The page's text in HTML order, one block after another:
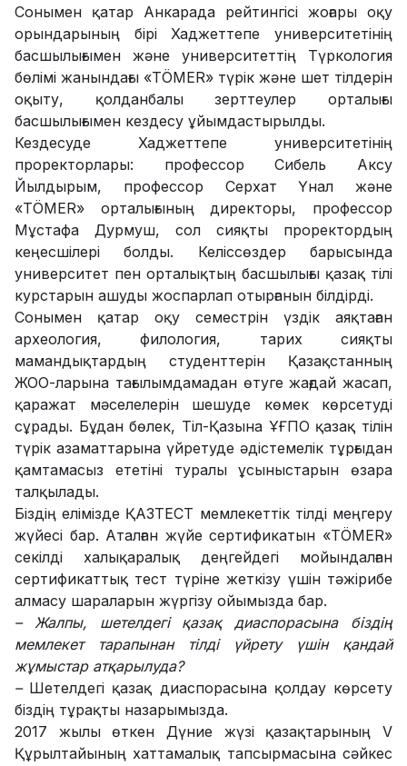
Сонымен қатар Анкарада рейтингісі жоғары оқу
орындарының бірі Хаджеттепе университетінің
басшылығымен және университеттің Түркология
бөлімі жанындағы «TÖMER» түрік және шет тілдерін
оқыту, қолданбалы зерттеулер орталығы
басшылығымен кездесу ұйымдастырылды.
Кездесуде Хаджеттепе университетінің
проректорлары: профессор Сибель Аксу
Йылдырым, профессор Серхат Үнал және
«TÖMER» орталығының директоры, профессор
Мұстафа Дурмуш, сол сияқты проректордың
кеңесшілері болды. Келіссөздер барысында
университет пен орталықтың басшылығы қазақ тілі
курстарын ашуды жоспарлап отырғанын білдірді.
Сонымен қатар оқу семестрін үздік аяқтаған
археология, филология, тарих сияқты
мамандықтардың студенттерін Қазақстанның
ЖОО-ларына тағылымдамадан өтуге жағдай жасап,
қаражат мәселелерін шешуде көмек көрсетуді
сұрады. Бұдан бөлек, Тіл-Қазына ҰҒПО қазақ тілін
түрік азаматтарына үйретуде әдістемелік тұрғыдан
қамтамасыз ететіні туралы ұсыныстарын өзара
талқылады.
Біздің елімізде ҚАЗТЕСТ мемлекеттік тілді меңгеру
жүйесі бар. Аталған жүйе сертификатын «TÖMER»
секілді халықаралық деңгейдегі мойындалған
сертификаттық тест түріне жеткізу үшін тәжірибе
алмасу шараларын жүргізу ойымызда бар.
– Жалпы, шетелдегі қазақ диаспорасына біздің
мемлекет тарапынан тілді үйрету үшін қандай
жұмыстар атқарылуда?
– Шетелдегі қазақ диаспорасына қолдау көрсету
біздің тұрақты назарымызда.
2017 жылы өткен Дүние жүзі қазақтарының V
Құрылтайының хаттамалық тапсырмасына сәйкес